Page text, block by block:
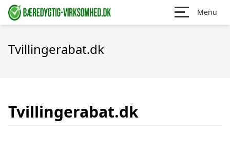
Menu
Tvillingerabat.dk
Tvillingerabat.dk